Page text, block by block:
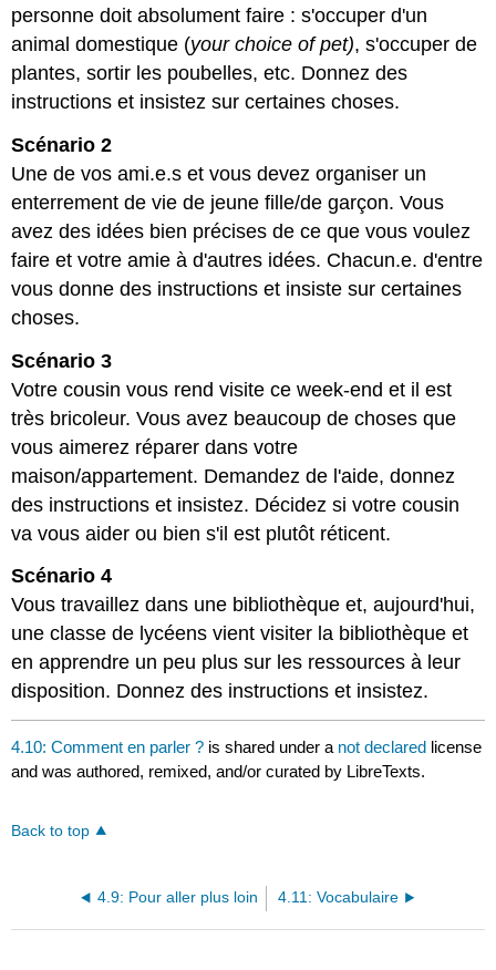
personne doit absolument faire : s'occuper d'un
animal domestique (your choice of pet), s'occuper de
plantes, sortir les poubelles, etc. Donnez des
instructions et insistez sur certaines choses.
Scénario 2
Une de vos ami.e.s et vous devez organiser un
enterrement de vie de jeune fille/de garçon. Vous
avez des idées bien précises de ce que vous voulez
faire et votre amie à d'autres idées. Chacun.e. d'entre
vous donne des instructions et insiste sur certaines
choses.
Scénario 3
Votre cousin vous rend visite ce week-end et il est
très bricoleur. Vous avez beaucoup de choses que
vous aimerez réparer dans votre
maison/appartement. Demandez de l'aide, donnez
des instructions et insistez. Décidez si votre cousin
va vous aider ou bien s'il est plutôt réticent.
Scénario 4
Vous travaillez dans une bibliothèque et, aujourd'hui,
une classe de lycéens vient visiter la bibliothèque et
en apprendre un peu plus sur les ressources à leur
disposition. Donnez des instructions et insistez.
4.10: Comment en parler ? is shared under a not declared license
and was authored, remixed, and/or curated by LibreTexts.
Back to top
4.9: Pour aller plus loin 4.11: Vocabulaire